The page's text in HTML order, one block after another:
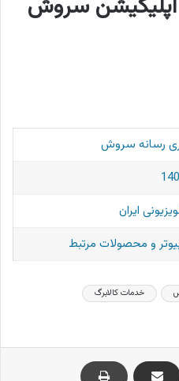
رسانه سروش
ایران
و محصولات مرتبط
خدمات کالابرگ